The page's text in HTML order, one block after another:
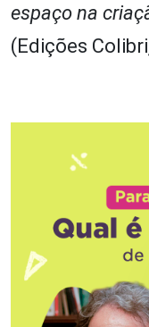
espaço na
(Edições